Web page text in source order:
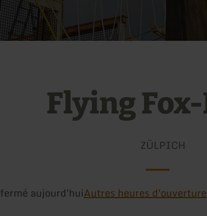
Flying
ZÜLPICH
fermé aujourd'huiAutres heures d'ouverture